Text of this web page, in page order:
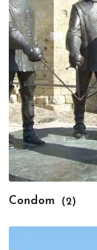
Condom (2)